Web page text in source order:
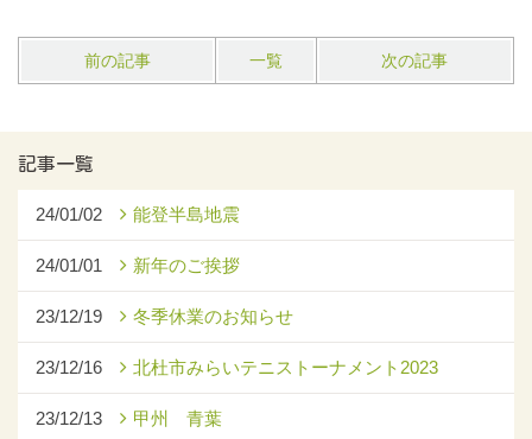
前の記事 一覧 次の記事
記事一覧
24/01/02 能登半島地震
24/01/01 新年のご挨拶
23/12/19 冬季休業のお知らせ
23/12/16 北杜市みらいテニストーナメント2023
23/12/13 甲州 青葉